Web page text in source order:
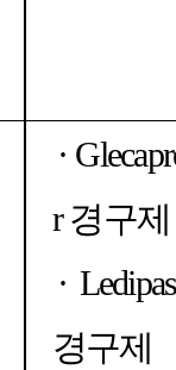
·
r경구제
·
경구제